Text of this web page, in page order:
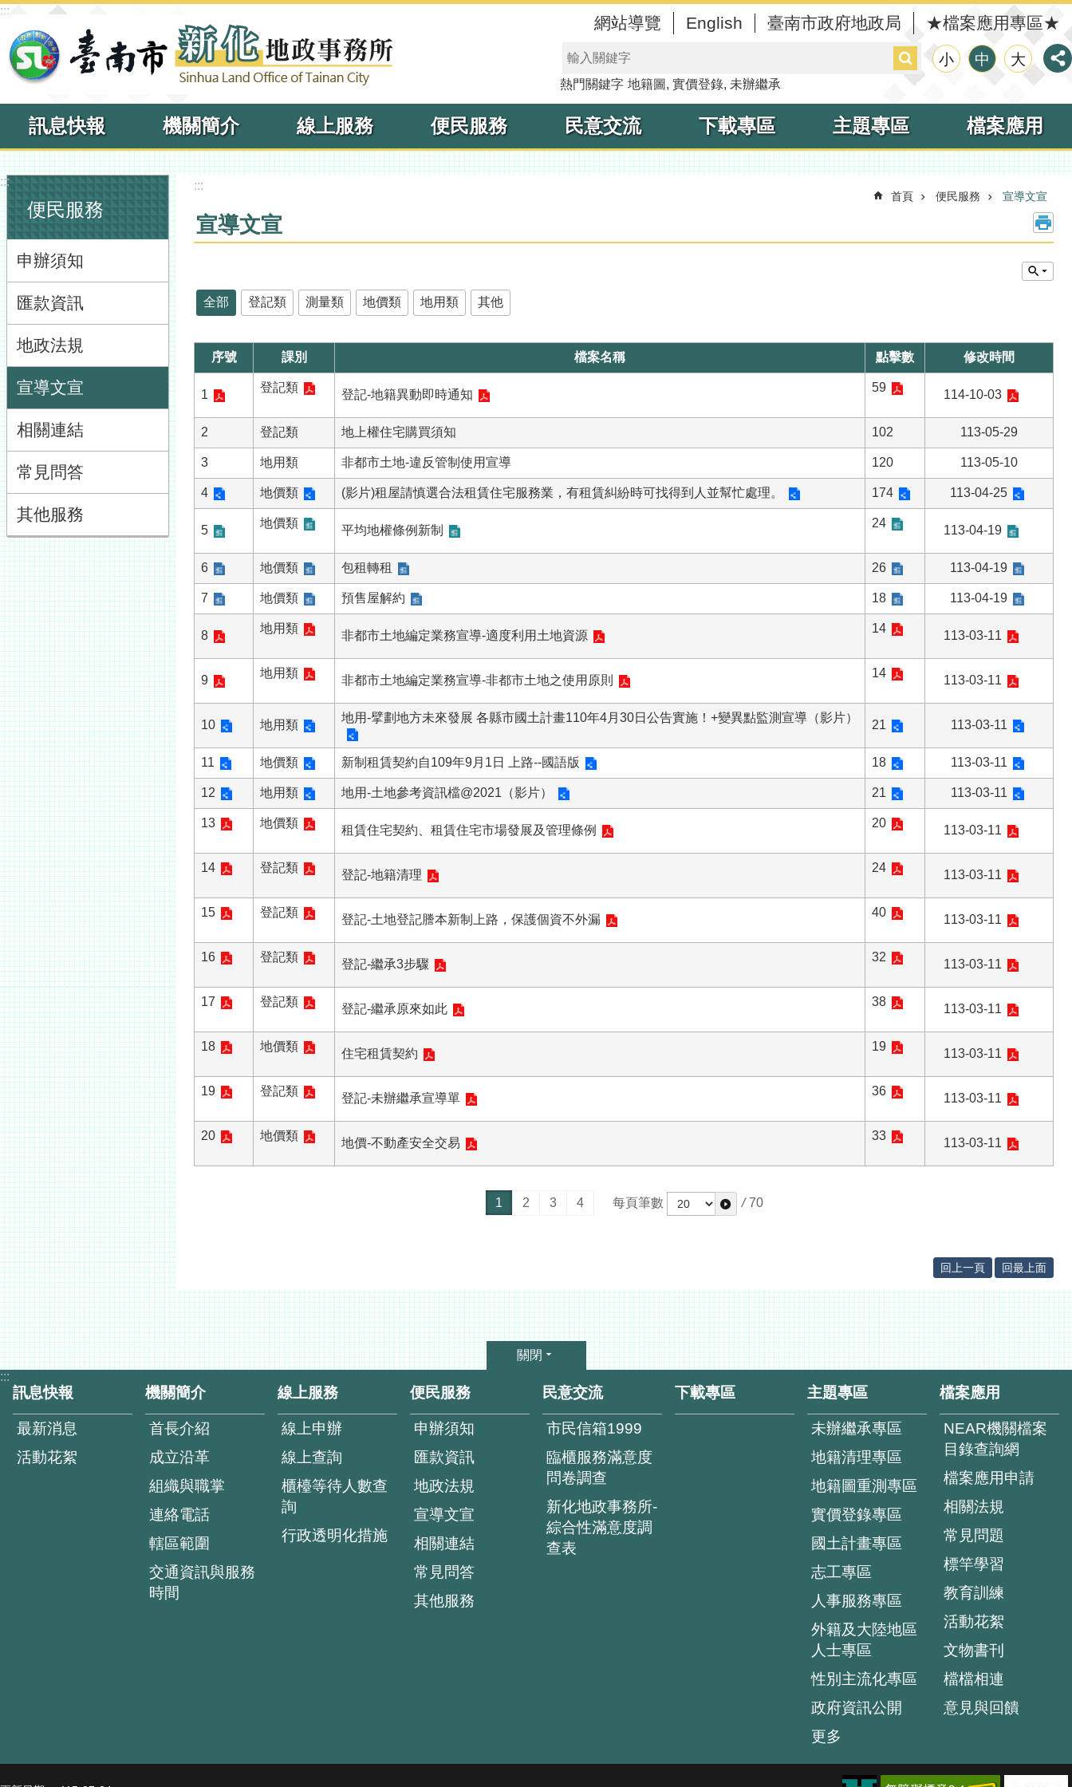
跳到主要內容區塊
:::
網站導覽 English 臺南市政府地政局 ★檔案應用專區★
搜
尋 小 中 大
熱門關鍵字 地籍圖 實價登錄 未辦繼承
訊息快報 機關簡介 線上服務 便民服務 民意交流 下載專區 主題專區 檔案應用
:::
便民服務
申辦須知
匯款資訊
地政法規
宣導文宣
相關連結
常見問答
其他服務
:::
首頁 便民服務 宣導文宣
宣導文宣
全部 登記類 測量類 地價類 地用類 其他
序號 課別 檔案名稱 點擊數 修改時間
1
登記類
登記-地籍異動即時通知
59
114-10-03
2 登記類 地上權住宅購買須知 102 113-05-29
3 地用類 非都市土地-違反管制使用宣導 120 113-05-10
4 地價類 (影片)租屋請慎選合法租賃住宅服務業，有租賃糾紛時可找得到人並幫忙處理。 174 113-04-25
5
地價類
平均地權條例新制
24
113-04-19
6 地價類 包租轉租 26 113-04-19
7 地價類 預售屋解約 18 113-04-19
8
地用類
非都市土地編定業務宣導-適度利用土地資源
14
113-03-11
9
地用類
非都市土地編定業務宣導-非都市土地之使用原則
14
113-03-11
10 地用類
地用-擘劃地方未來發展 各縣市國土計畫110年4月30日公告實施！+變異點監測宣導（影片）
21 113-03-11
11 地價類 新制租賃契約自109年9月1日 上路--國語版 18 113-03-11
12 地用類 地用-土地參考資訊檔@2021（影片） 21 113-03-11
13 地價類
租賃住宅契約、租賃住宅市場發展及管理條例
20
113-03-11
14 登記類
登記-地籍清理
24
113-03-11
15 登記類
登記-土地登記謄本新制上路，保護個資不外漏
40
113-03-11
16 登記類
登記-繼承3步驟
32
113-03-11
17 登記類
登記-繼承原來如此
38
113-03-11
18 地價類
住宅租賃契約
19
113-03-11
19 登記類
登記-未辦繼承宣導單
36
113-03-11
20 地價類
地價-不動產安全交易
33
113-03-11
1 2 3 4 每頁筆數 / 70
回上一頁 回最上面
關閉
:::
訊息快報
最新消息
活動花絮
機關簡介
首長介紹
成立沿革
組織與職掌
連絡電話
轄區範圍
交通資訊與服務
時間
線上服務
線上申辦
線上查詢
櫃檯等待人數查
詢
行政透明化措施
便民服務
申辦須知
匯款資訊
地政法規
宣導文宣
相關連結
常見問答
其他服務
民意交流
市民信箱1999
臨櫃服務滿意度
問卷調查
新化地政事務所-
綜合性滿意度調
查表
下載專區 主題專區
未辦繼承專區
地籍清理專區
地籍圖重測專區
實價登錄專區
國土計畫專區
志工專區
人事服務專區
外籍及大陸地區
人士專區
性別主流化專區
政府資訊公開
更多
檔案應用
NEAR機關檔案
目錄查詢網
檔案應用申請
相關法規
常見問題
標竿學習
教育訓練
活動花絮
文物書刊
檔檔相連
意見與回饋